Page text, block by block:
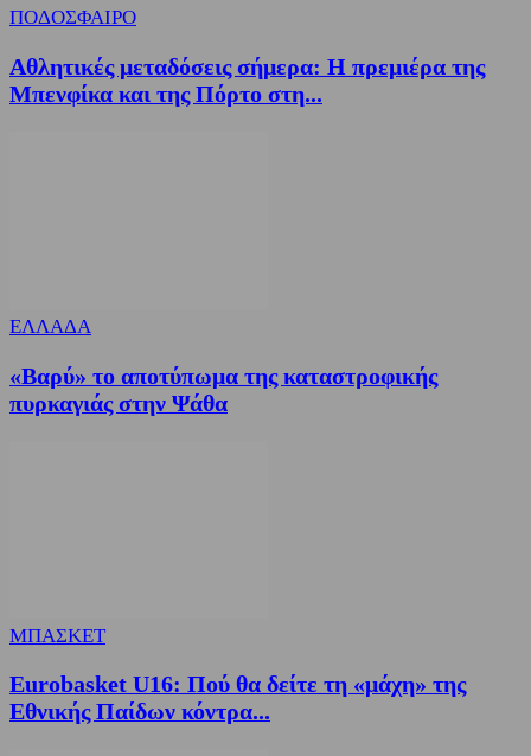
ΠΟΔΟΣΦΑΙΡΟ
Αθλητικές μεταδόσεις σήμερα: Η πρεμιέρα της
Μπενφίκα και της Πόρτο στη...
ΕΛΛΑΔΑ
«Βαρύ» το αποτύπωμα της καταστροφικής
πυρκαγιάς στην Ψάθα
ΜΠΑΣΚΕΤ
Eurobasket U16: Πού θα δείτε τη «μάχη» της
Εθνικής Παίδων κόντρα...